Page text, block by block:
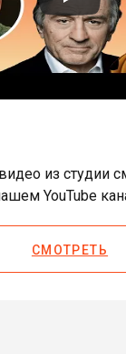
из студии
YouTube
СМОТРЕТЬ